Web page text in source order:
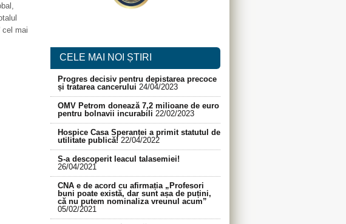
cel mai
CELE MAI NOI ȘTIRI
Progres decisiv pentru depistarea precoce
și tratarea cancerului 24/04/2023
OMV Petrom donează 7,2 milioane de euro
pentru bolnavii incurabili 22/02/2023
Hospice Casa Speranței a primit statutul de
utilitate publică! 22/04/2022
S-a descoperit leacul talasemiei!
26/04/2021
CNA e de acord cu afirmația „Profesori
buni poate există, dar sunt așa de puțini,
că nu putem nominaliza vreunul acum”
05/02/2021